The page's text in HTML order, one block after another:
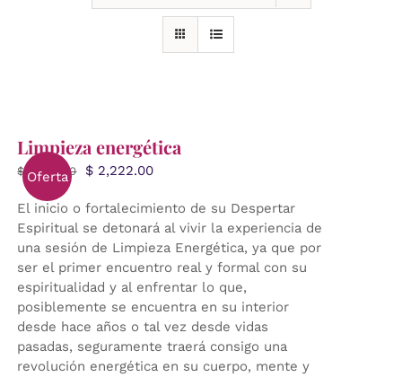
Oferta
Limpieza energética
$2,999.00
El
original
era:
$ 2,999.00.
$ 2,222.00El
actual
es:
$ 2,222.00.
El inicio o fortalecimiento de su Despertar
Espiritual se detonará al vivir la experiencia de
una sesión de Limpieza Energética, ya que por
ser el primer encuentro real y formal con su
espiritualidad y al enfrentar lo que,
posiblemente se encuentra en su interior
desde hace años o tal vez desde vidas
pasadas, seguramente traerá consigo una
revolución energética en su cuerpo, mente y